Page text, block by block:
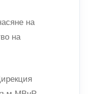
на
на